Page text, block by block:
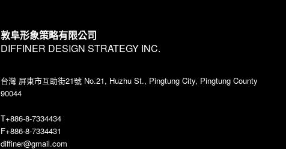
敦阜形象策略有限公司
DIFFINER DESIGN STRATEGY INC.
台灣 屏東市互助街21號 No.21, Huzhu St., Pingtung City, Pingtung County
90044
T+886-8-7334434
F+886-8-7334431
diffiner@gmail.com